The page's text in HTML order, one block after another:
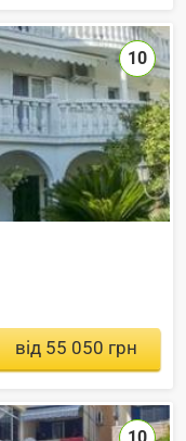
10
від 55 050 грн
10